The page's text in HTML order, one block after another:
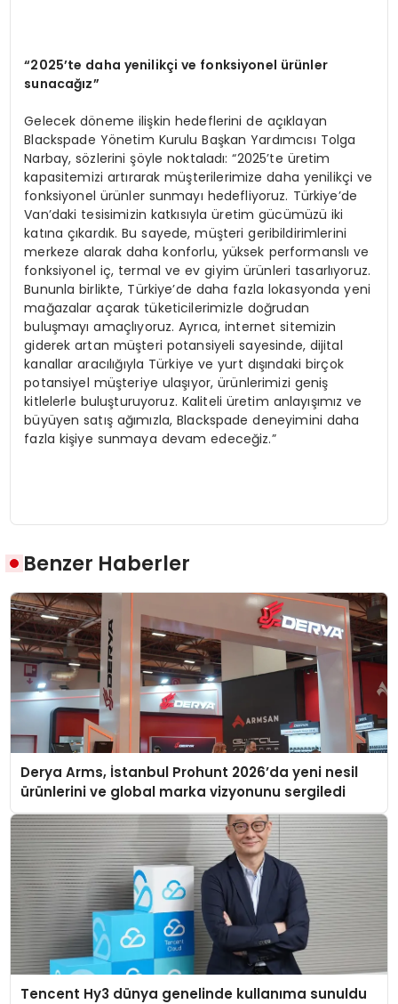
“2025’te daha yenilikçi ve fonksiyonel ürünler
sunacağız”
Gelecek döneme ilişkin hedeflerini de açıklayan
Blackspade Yönetim Kurulu Başkan Yardımcısı Tolga
Narbay, sözlerini şöyle noktaladı: “2025’te üretim
kapasitemizi artırarak müşterilerimize daha yenilikçi ve
fonksiyonel ürünler sunmayı hedefliyoruz. Türkiye’de
Van’daki tesisimizin katkısıyla üretim gücümüzü iki
katına çıkardık. Bu sayede, müşteri geribildirimlerini
merkeze alarak daha konforlu, yüksek performanslı ve
fonksiyonel iç, termal ve ev giyim ürünleri tasarlıyoruz.
Bununla birlikte, Türkiye’de daha fazla lokasyonda yeni
mağazalar açarak tüketicilerimizle doğrudan
buluşmayı amaçlıyoruz. Ayrıca, internet sitemizin
giderek artan müşteri potansiyeli sayesinde, dijital
kanallar aracılığıyla Türkiye ve yurt dışındaki birçok
potansiyel müşteriye ulaşıyor, ürünlerimizi geniş
kitlelerle buluşturuyoruz. Kaliteli üretim anlayışımız ve
büyüyen satış ağımızla, Blackspade deneyimini daha
fazla kişiye sunmaya devam edeceğiz.”
Benzer Haberler
Derya Arms, İstanbul Prohunt 2026’da yeni nesil
ürünlerini ve global marka vizyonunu sergiledi
Tencent Hy3 dünya genelinde kullanıma sunuldu